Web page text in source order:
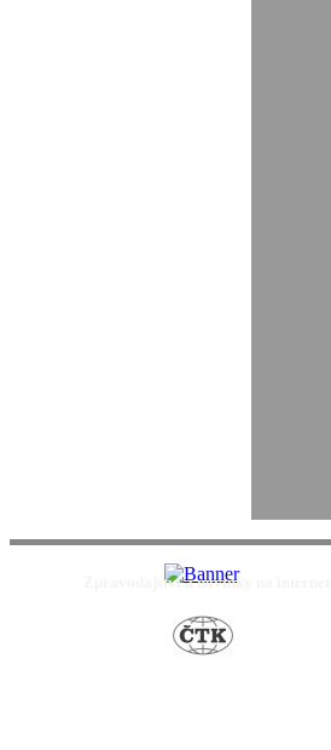
Zpravodajství a novinky na internetu